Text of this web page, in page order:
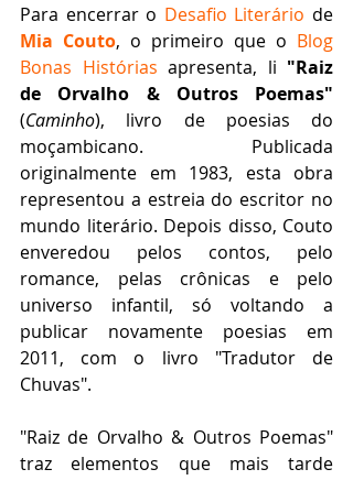
Para encerrar o Desafio Literário
Mia Couto, o primeiro que o Blog
Bonas Histórias apresenta, li "Raiz
de Orvalho & Outros Poemas"
(Caminho), livro de poesias do
moçambicano. Publicada
originalmente em 1983, esta obra
representou a estreia do escritor no
mundo literário. Depois disso, Couto
enveredou pelos contos, pelo
romance, pelas crônicas e pelo
universo infantil, só voltando a
publicar novamente poesias em
2011, com o livro "Tradutor de
Chuvas".
"Raiz de Orvalho & Outros Poemas"
traz elementos que mais tarde